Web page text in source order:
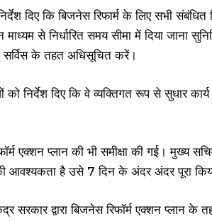
दिए कि बिजनेस रिफार्म के लिए सभी
से निर्धारित समय सीमा में दिया जाना
के तहत अधिसूचित करें।
को निर्देश दिए कि वे व्यक्तिगत रूप से सुधार
एक्शन प्लान की भी समीक्षा की गई। मुख्य
आवश्यकता है उसे 7 दिन के अंदर अंदर पूरा
सरकार द्वारा बिजनेस रिफॉर्म एक्शन प्लान के